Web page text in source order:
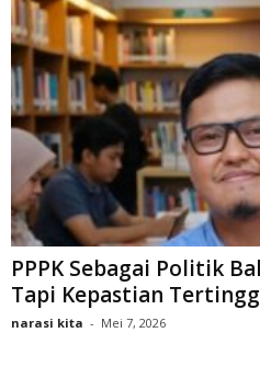
PPPK Sebagai Politik
Tapi Kepastian
narasi kita - Mei 7, 2026